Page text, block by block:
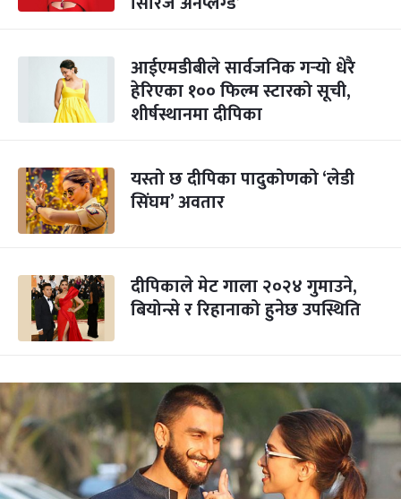
आईएमडीबीले सार्वजनिक गर्‍यो धेरै
हेरिएका १०० फिल्म स्टारको सूची,
शीर्षस्थानमा दीपिका
यस्तो छ दीपिका पादुकोणको ‘लेडी
सिंघम’ अवतार
दीपिकाले मेट गाला २०२४ गुमाउने,
बियोन्से र रिहानाको हुनेछ उपस्थिति